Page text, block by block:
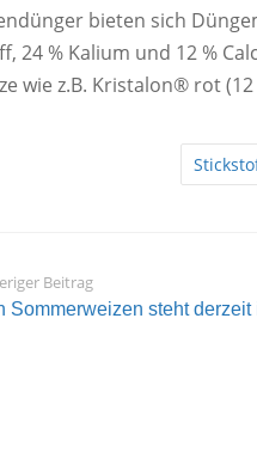
bieten sich
24 % Kalium und 12 %
wie z.B. Kristalon® rot
Beitrag
Sommerweizen steht